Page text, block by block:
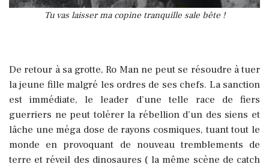
Tu vas laisser ma copine tranquille sale bête !
De retour à sa grotte, Ro Man ne peut se résoudre à tuer
la jeune fille malgré les ordres de ses chefs. La sanction
est immédiate, le leader d’une telle race de fiers
guerriers ne peut tolérer la rébellion d’un des siens et
lâche une méga dose de rayons cosmiques, tuant tout le
monde en provoquant de nouveau tremblements de
terre et réveil des dinosaures ( la même scène de catch